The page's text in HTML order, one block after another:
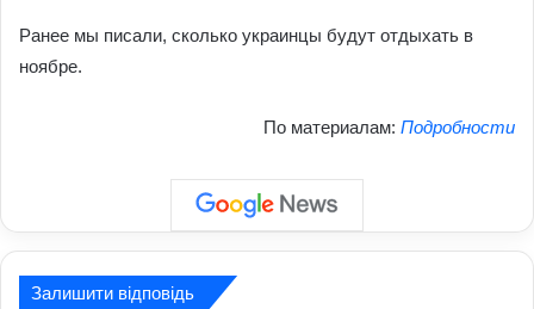
Ранее мы писали, сколько украинцы будут отдыхать в
ноябре.
По материалам: Подробности
Залишити відповідь